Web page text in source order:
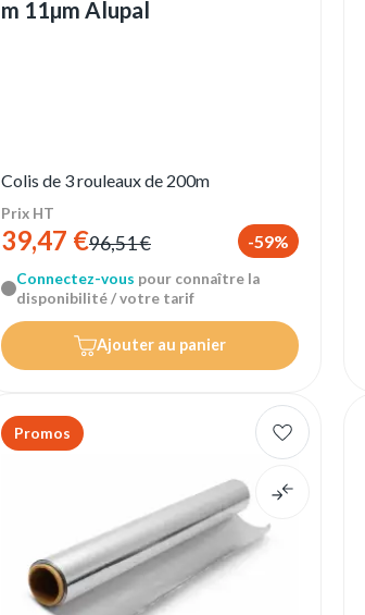
m 11µm Alupal
Colis de 3 rouleaux de 200m
Prix HT
39,47 €96,51 € -59%
Connectez-vous pour connaître la
disponibilité / votre tarif
Ajouter au panier
Promos